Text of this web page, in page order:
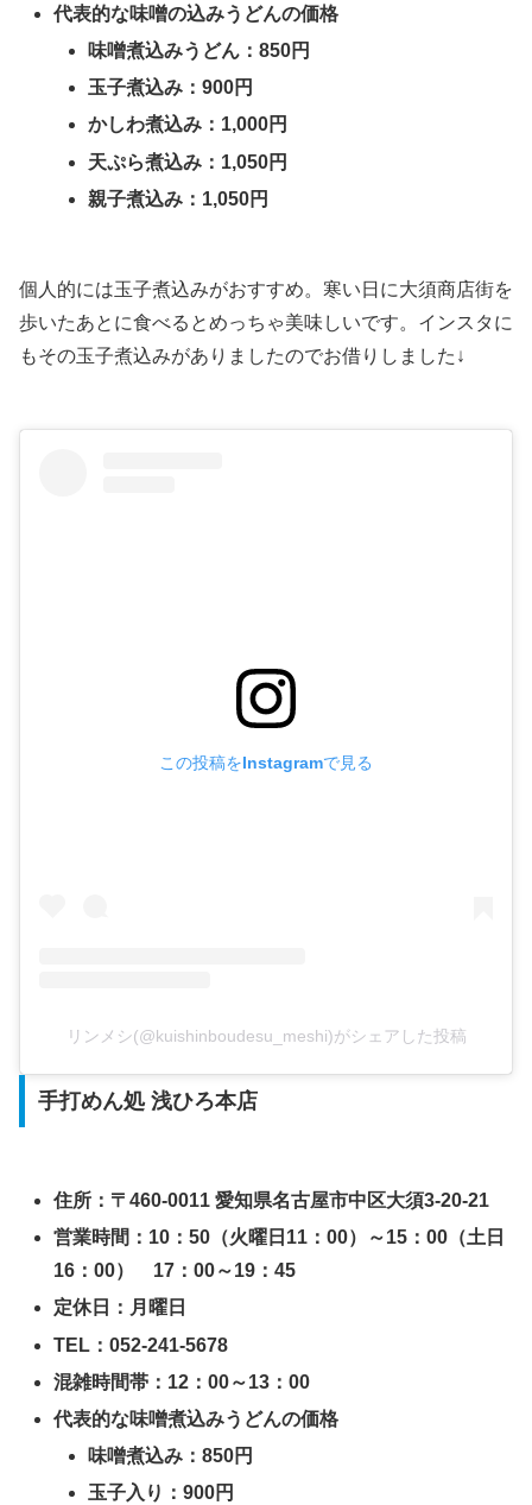
代表的な味噌の込みうどんの価格
味噌煮込みうどん：850円
玉子煮込み：900円
かしわ煮込み：1,000円
天ぷら煮込み：1,050円
親子煮込み：1,050円
個人的には玉子煮込みがおすすめ。寒い日に大須商店街を
歩いたあとに食べるとめっちゃ美味しいです。インスタに
もその玉子煮込みがありましたのでお借りしました↓
この投稿をInstagramで見る
リンメシ(@kuishinboudesu_meshi)がシェアした投稿
手打めん処 浅ひろ本店
住所：〒460-0011 愛知県名古屋市中区大須3-20-21
営業時間：10：50（火曜日11：00）～15：00（土日
16：00） 17：00～19：45
定休日：月曜日
TEL：052-241-5678
混雑時間帯：12：00～13：00
代表的な味噌煮込みうどんの価格
味噌煮込み：850円
玉子入り：900円